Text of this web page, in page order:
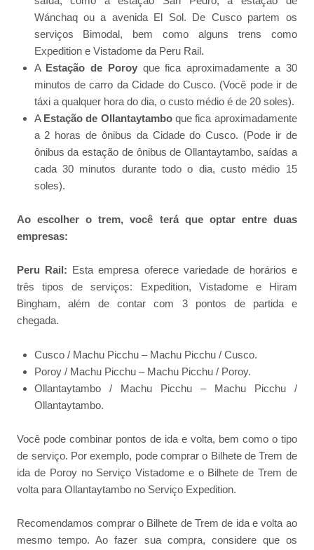
Wánchaq ou a avenida El Sol. De Cusco partem os
serviços Bimodal, bem como alguns trens como
Expedition e Vistadome da Peru Rail.
A Estação de Poroyque fica aproximadamente a 30
minutos de carro da Cidade do Cusco. (Você pode ir de
táxi a qualquer hora do dia, o custo médio é de 20 soles).
A Estação de Ollantaytamboque fica aproximadamente
a 2 horas de ônibus da Cidade do Cusco. (Pode ir de
ônibus da estação de ônibus de Ollantaytambo, saídas a
cada 30 minutos durante todo o dia, custo médio 15
soles).
Ao escolher o trem, você terá que optar entre duas
empresas:
Peru Rail: Esta empresa oferece variedade de horários e
três tipos de serviços: Expedition, Vistadome e Hiram
Bingham, além de contar com 3 pontos de partida e
chegada.
Cusco / Machu Picchu – Machu Picchu / Cusco.
Poroy / Machu Picchu – Machu Picchu / Poroy.
Ollantaytambo / Machu Picchu – Machu Picchu /
Ollantaytambo.
Você pode combinar pontos de ida e volta, bem como o tipo
de serviço. Por exemplo, pode comprar o Bilhete de Trem de
ida de Poroy no Serviço Vistadome e o Bilhete de Trem de
volta para Ollantaytambo no Serviço Expedition.
Recomendamos comprar o Bilhete de Trem de ida e volta ao
mesmo tempo. Ao fazer sua compra, considere que os